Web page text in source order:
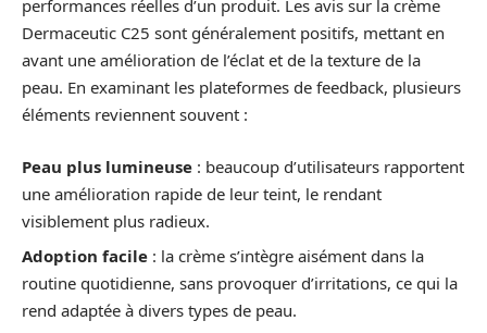
performances réelles d’un produit. Les avis sur la crème
Dermaceutic C25 sont généralement positifs, mettant en
avant une amélioration de l’éclat et de la texture de la
peau. En examinant les plateformes de feedback, plusieurs
éléments reviennent souvent :
Peau plus lumineuse : beaucoup d’utilisateurs rapportent
une amélioration rapide de leur teint, le rendant
visiblement plus radieux.
Adoption facile : la crème s’intègre aisément dans la
routine quotidienne, sans provoquer d’irritations, ce qui la
rend adaptée à divers types de peau.